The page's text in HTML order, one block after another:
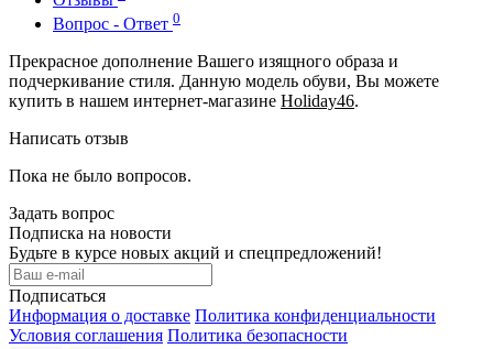
Вопрос - Ответ 0
Прекрасное дополнение Вашего изящного образа и
подчеркивание стиля. Данную модель обуви, Вы можете
купить в нашем интернет-магазине Holiday46.
Написать отзыв
Пока не было вопросов.
Задать вопрос
Подписка на новости
Будьте в курсе новых акций и спецпредложений!
Подписаться
Информация о доставке Политика конфиденциальности
Условия соглашения Политика безопасности